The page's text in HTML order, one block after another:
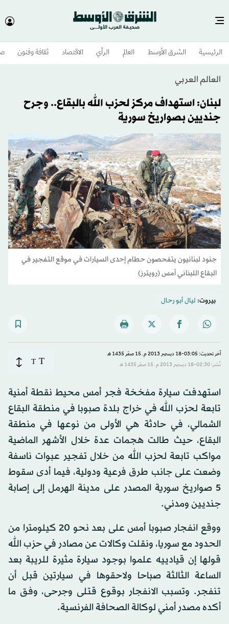
الرئيسية الشرق الأوسط​ العالم الرأي الاقتصاد ثقافة وفنون
العالم العربي
لبنان: استهداف مركز لحزب الله بالبقاع.. وجرح
جنديين بصواريخ سورية
جنود لبنانيون يتفحصون حطام إحدى السيارات في موقع التفجير في
البقاع اللبناني أمس (رويترز)
بيروت: ليال أبو رحال
آخر تحديث: 03:05-18 ديسمبر 2013 م ـ 15 صفَر 1435 هـ
نُشر: 02:30-18 ديسمبر 2013 م ـ 15 صفَر 1435 هـ
T
T
استهدفت سيارة مفخخة فجر أمس محيط نقطة أمنية
تابعة لحزب الله في خراج بلدة صبوبا في منطقة البقاع
الشمالي، في حادثة هي الأولى من نوعها في منطقة
البقاع، حيث طالت هجمات عدة خلال الأشهر الماضية
مواكب تابعة لحزب الله من خلال تفجير عبوات ناسفة
وضعت على جانب طرق فرعية ودولية، فيما أدى سقوط
5 صواريخ سورية المصدر على مدينة الهرمل إلى إصابة
جنديين ومدني.
ووقع انفجار صبوبا أمس على بعد نحو 20 كيلومترا من
الحدود مع سوريا، ونقلت وكالات عن مصادر في حزب الله
قولها إن قيادييه علموا بوجود سيارة مثيرة للريبة بعد
الساعة الثالثة صباحا ولاحقوها في سيارتين قبل أن
تنفجر. وتسبب الانفجار بوقوع قتلى وجرحى، وفق ما
أكده مصدر أمني لوكالة الصحافة الفرنسية.